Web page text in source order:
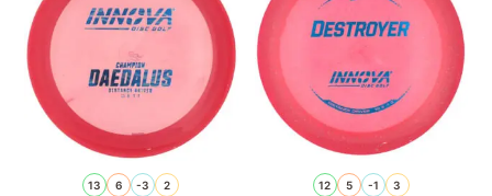
13 6 -3 2 12 5 -1 3